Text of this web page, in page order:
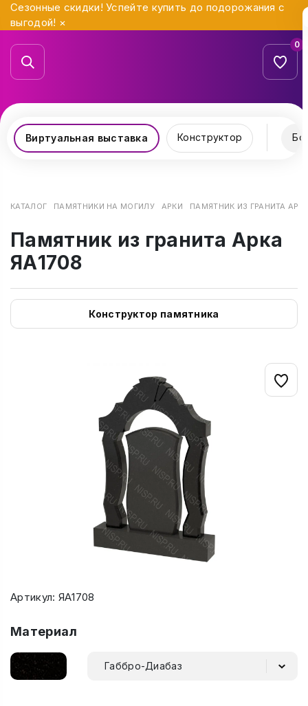
Сезонные скидки! Успейте купить до подорожания с
выгодой! ×
0
Виртуальная выставка Конструктор
КАТАЛОГ ПАМЯТНИКИ НА МОГИЛУ АРКИ ПАМЯТНИК ИЗ ГРАНИТА
Памятник из гранита Арка
ЯА1708
Конструктор памятника
Артикул: ЯА1708
Материал
Габбро-Диабаз